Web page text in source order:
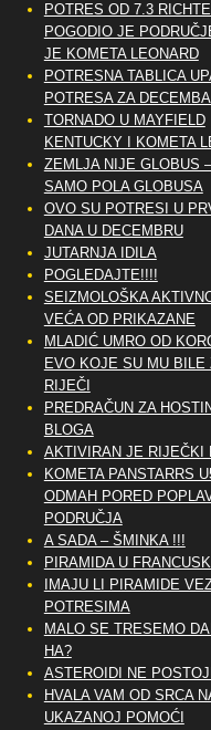
POTRES OD 7.3
POGODIO JE
JE KOMETA LEONARD
POTRESNA TABLICA
POTRESA ZA
TORNADO U MAYFIELD
KENTUCKY I KOMETA
ZEMLJA NIJE GLOBUS
SAMO POLA GLOBUSA
OVO SU POTRESI U
DANA U DECEMBRU
JUTARNJA IDILA
POGLEDAJTE!!!!
SEIZMOLOŠKA
VEĆA OD PRIKAZANE
MLADIĆ UMRO OD
EVO KOJE SU MU BILE
RIJEČI
PREDRAČUN ZA
BLOGA
AKTIVIRAN JE RIJEČKI
KOMETA PANSTARRS
ODMAH PORED
PODRUČJA
A SADA – ŠMINKA !!!
PIRAMIDA U
IMAJU LI PIRAMIDE
POTRESIMA
MALO SE TRESEMO
HA?
ASTEROIDI NE
HVALA VAM OD SRCA
UKAZANOJ POMOĆI